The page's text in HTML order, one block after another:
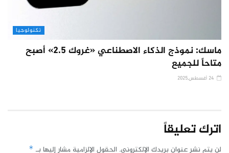
تكنولوجيا
ماسك: نموذج الذكاء الاصطناعي «غروك 2.5» أصبح
متاحاً للجميع
اترك تعليقاً
لن يتم نشر عنوان بريدك الإلكتروني. الحقول الإلزامية مشار إليها بـ *